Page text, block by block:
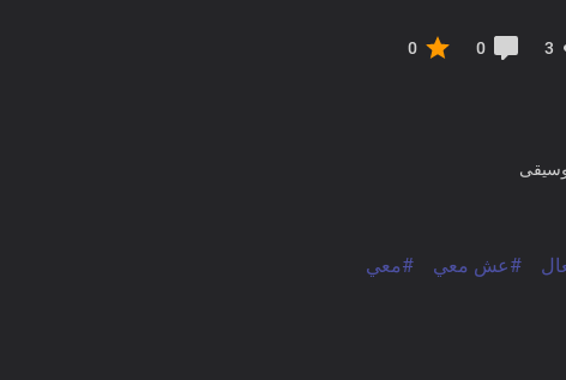
3
0
0
#عش معي #معي